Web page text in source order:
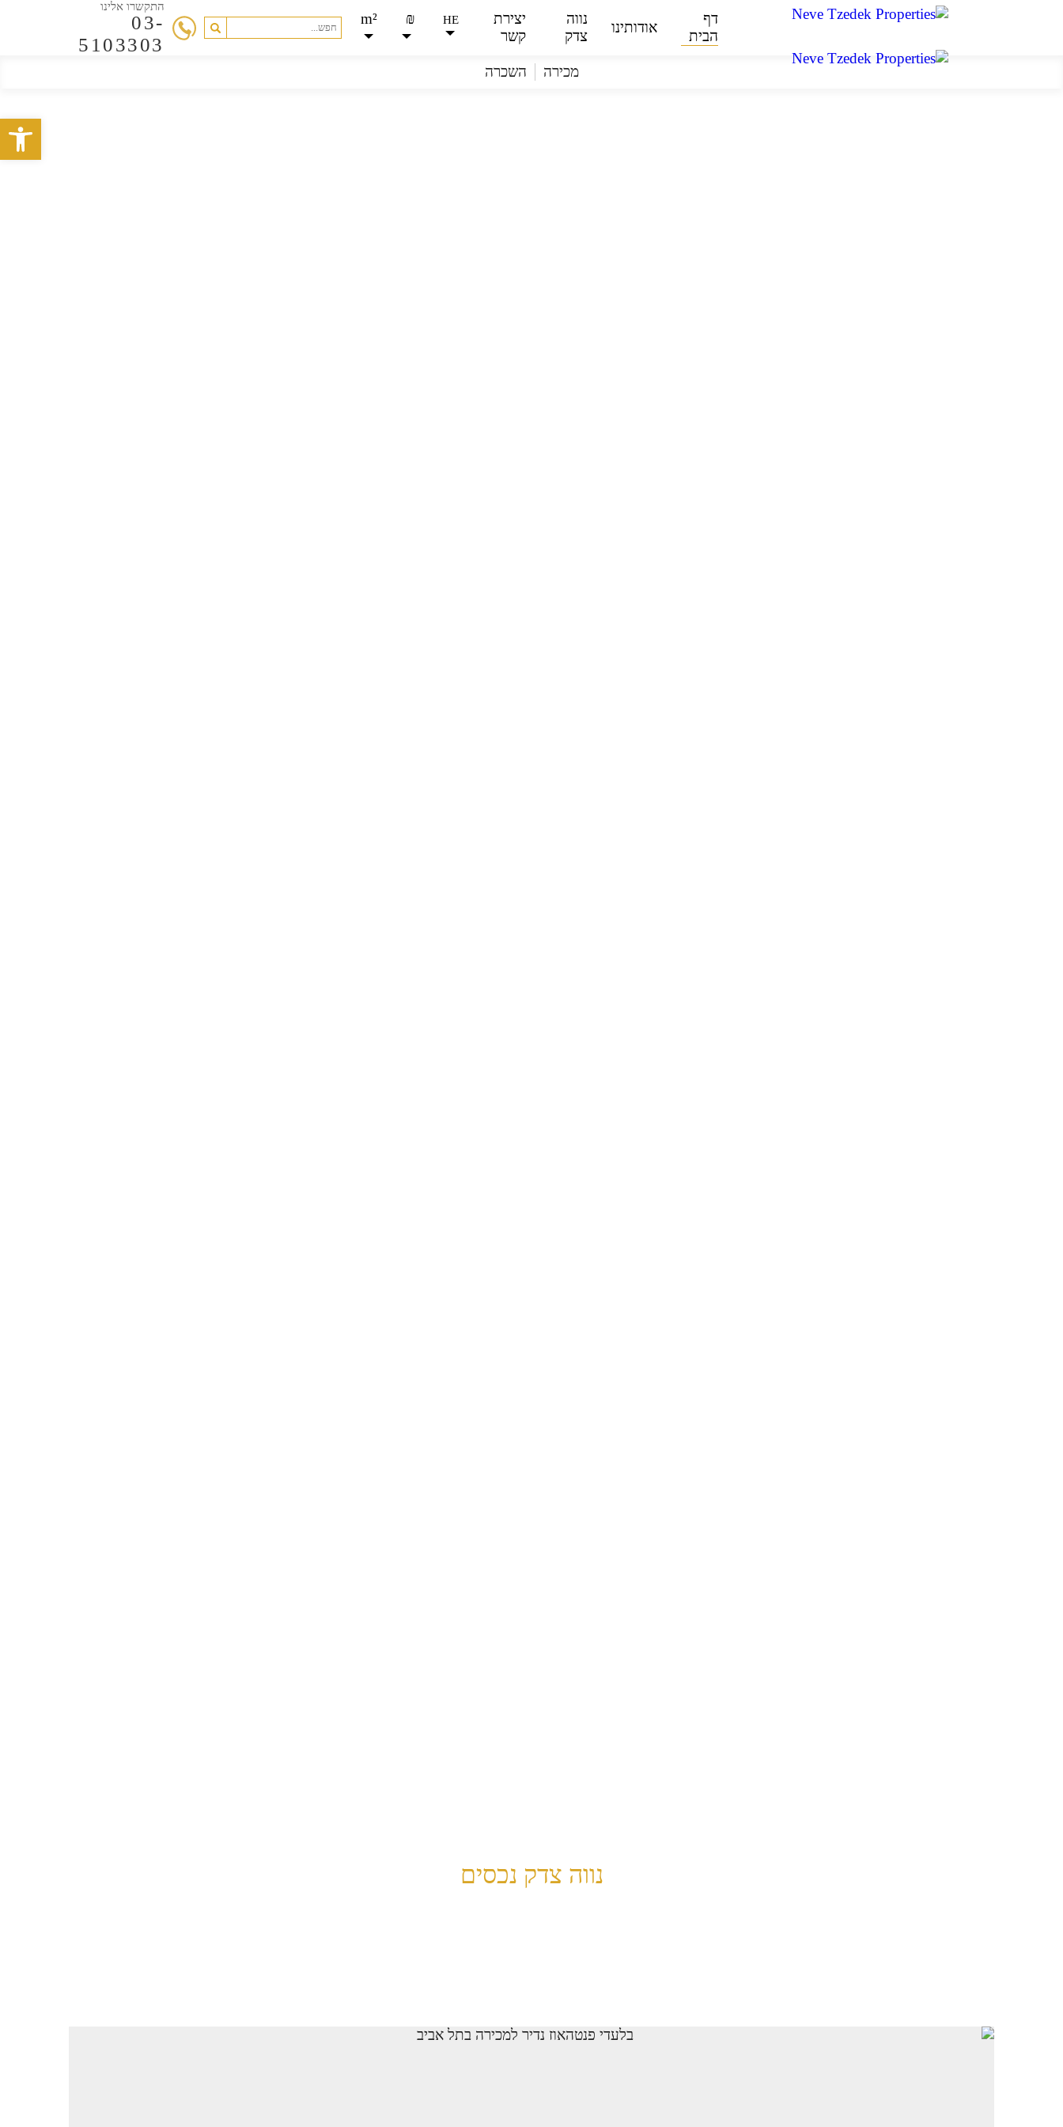
דף
הבית
אודותינו
נווה
צדק
יצירת
קשר
HE
₪
m²
התקשרו אלינו
03-
5103303
מכירה השכרה
נווה צדק נכסים
פתח